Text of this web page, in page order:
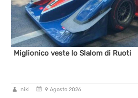
Miglionico veste lo Slalom di Ruoti
niki 9 Agosto 2026